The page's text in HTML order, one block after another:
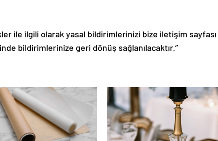
ile ilgili olarak yasal bildirimlerinizi bize iletişim sayfası
bildirimlerinize geri dönüş sağlanılacaktır.”